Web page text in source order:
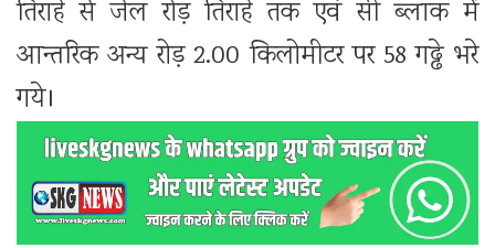
तिराहे से जेल रोड़ तिराहे तक एवं सी ब्लाक में
आन्तरिक अन्य रोड़ 2.00 किलोमीटर पर 58 गढ्ढे भरे
गये।